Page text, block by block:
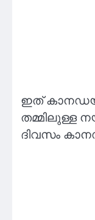
ഇത്
തമ്മിലുള്ള
ദിവസം